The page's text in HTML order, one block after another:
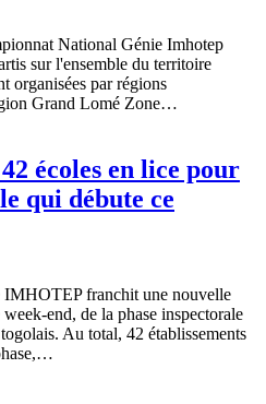
National Génie Imhotep
sur l'ensemble du territoire
organisées par régions
Grand Lomé Zone…
écoles en lice pour
qui débute ce
IMHOTEP franchit une nouvelle
end, de la phase inspectorale
Au total, 42 établissements